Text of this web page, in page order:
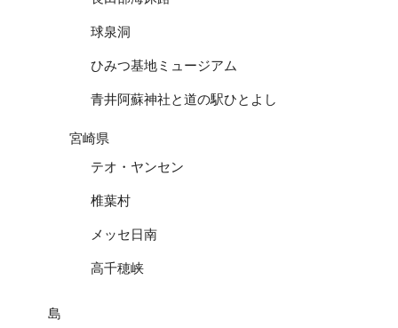
球泉洞
ひみつ基地ミュージアム
青井阿蘇神社と道の駅ひとよし
宮崎県
テオ・ヤンセン
椎葉村
メッセ日南
高千穂峡
島